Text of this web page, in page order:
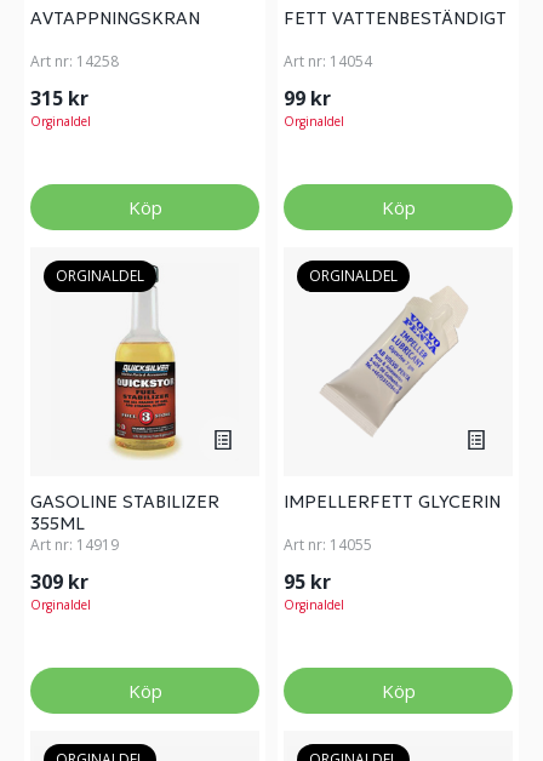
AVTAPPNINGSKRAN
Art nr: 14258
315 kr
Orginaldel
Köp
FETT VATTENBESTÄNDIGT
Art nr: 14054
99 kr
Orginaldel
Köp
ORGINALDEL
GASOLINE STABILIZER
355ML
Art nr: 14919
309 kr
Orginaldel
Köp
ORGINALDEL
IMPELLERFETT GLYCERIN
Art nr: 14055
95 kr
Orginaldel
Köp